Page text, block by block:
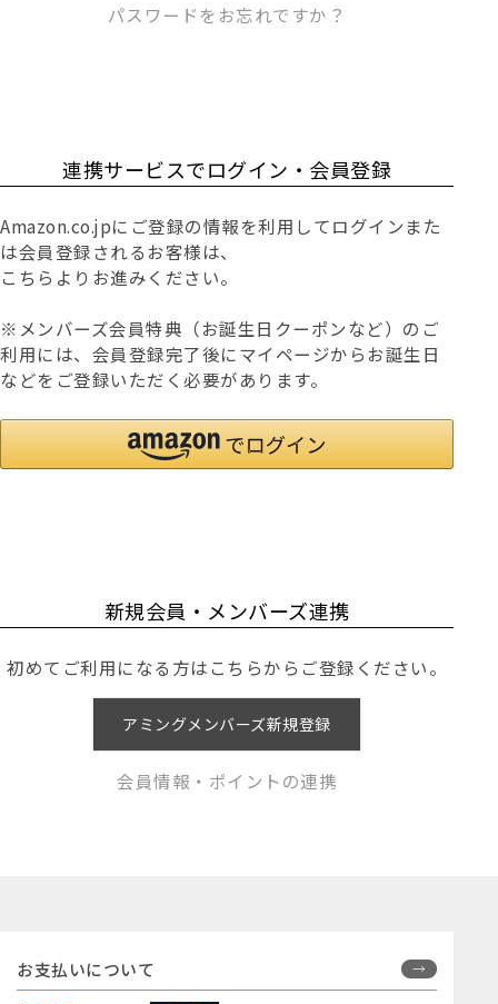
パスワードをお忘れですか？
連携サービスでログイン・会員登録
Amazon.co.jpにご登録の情報を利用してログインまた
は会員登録されるお客様は、
こちらよりお進みください。
※メンバーズ会員特典（お誕生日クーポンなど）のご
利用には、会員登録完了後にマイページからお誕生日
などをご登録いただく必要があります。
新規会員・メンバーズ連携
初めてご利用になる方はこちらからご登録ください。
アミングメンバーズ新規登録
会員情報・ポイントの連携
お支払いについて